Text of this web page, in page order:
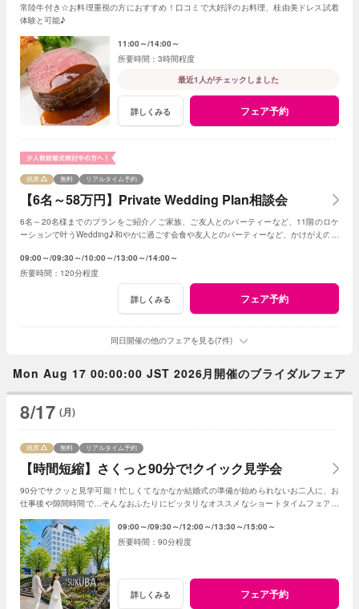
常陸牛付き☆お料理重視の方におすすめ！口コミで大好評のお料理、桂由美ドレス試着
体験と可能♪
11:00～ 14:00～
3時間程度
最近1人がチェックしました
詳しくみる フェア予約
【6名～58万円】Private Wedding Plan相談会
残席 無料 リアルタイム予約
6名～20名様までのプランをご紹介／ご家族、ご友人とのパーティーなど、11階のロケ
ーションで叶うWedding♪和やかに過ごす会食や友人とのパーティーなど、かけがえのな
09:00～ 09:30～ 10:00～ 13:00～ 14:00～
120分程度
詳しくみる フェア予約
同日開催の他のフェアを見る(7件)
Mon Aug 17 00:00:00 JST 2026月開催のブライダルフェア
8/17 (月)
【時間短縮】さくっと90分で!クイック見学会
残席 無料 リアルタイム予約
90分でサクッと見学可能！忙しくてなかなか結婚式の準備が始められないお二人に、お
仕事後や隙間時間で…そんなおふたりにピッタリなオススメなショートタイムフェアで
09:00～ 09:30～ 12:00～ 13:30～ 15:00～
90分程度
詳しくみる フェア予約